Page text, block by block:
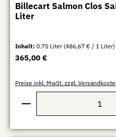
Billecart Salmon Clos
Liter
Inhalt:0.75 Liter (486,67 € / 1 Liter)
Regulärer Preis:
365,00 €
Preise inkl. MwSt. zzgl.
Produkt Anzahl: Gib